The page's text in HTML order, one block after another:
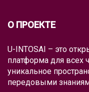
О ПРОЕКТЕ
U-INTOSAI – это
платформа для всех
уникальное
передовыми